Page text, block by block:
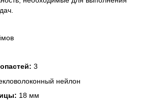
3
нейлон
18 мм